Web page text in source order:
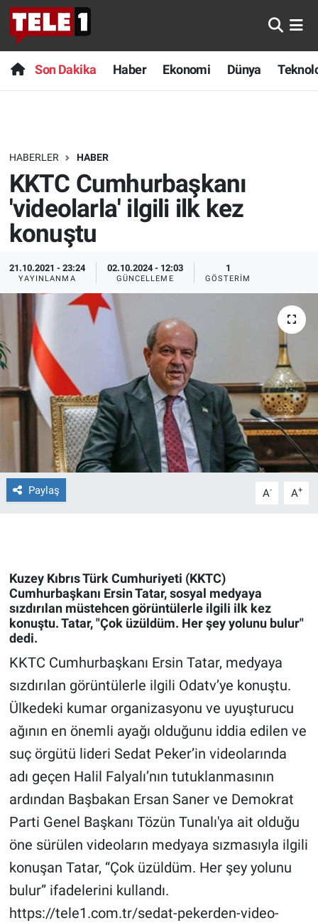
Son Dakika Haber Ekonomi Dünya
HABERLER HABER
KKTC Cumhurbaşkanı
'videolarla' ilgili ilk kez
konuştu
21.10.2021 - 23:24
YAYINLANMA
02.10.2024 - 12:03
GÜNCELLEME
1
GÖSTERIM
Paylaş A- A+
Kuzey Kıbrıs Türk Cumhuriyeti (KKTC)
Cumhurbaşkanı Ersin Tatar, sosyal medyaya
sızdırılan müstehcen görüntülerle ilgili ilk kez
konuştu. Tatar, "Çok üzüldüm. Her şey yolunu bulur"
dedi.
KKTC Cumhurbaşkanı Ersin Tatar, medyaya
sızdırılan görüntülerle ilgili Odatv’ye konuştu.
Ülkedeki kumar organizasyonu ve uyuşturucu
ağının en önemli ayağı olduğunu iddia edilen ve
suç örgütü lideri Sedat Peker’in videolarında
adı geçen Halil Falyalı’nın tutuklanmasının
ardından Başbakan Ersan Saner ve Demokrat
Parti Genel Başkanı Tözün Tunalı'ya ait olduğu
öne sürülen videoların medyaya sızmasıyla ilgili
konuşan Tatar, “Çok üzüldüm. Her şey yolunu
bulur” ifadelerini kullandı.
https://tele1.com.tr/sedat-pekerden-video-
Anında Manşet
Başka Sohbetler
Bilim turu
Bilim ve Teknoloji Evreni
Doğa Konuşuyor
Dünya
Ege Saati
Ege'den Esintiler
Eğitim
Eğlence
Ekonomi
Forum
Gün Bitiyor
Gün Ortası
Gündem Özel
Günün görüntüsü
İlan
Kimdir
Koronavirüs
Kültür Sanat
Son Dakika
Haber
Dünya
Teknoloji
Sağlık
Spor
Yayın Akışı
İletişim
Nöbetçi Eczaneler
Hava Durumu
Trafik Durumu
Süper Lig Puan Durumu ve Fikstür
Tüm Manşetler
Son Dakika Haberleri
Haber Arşivi